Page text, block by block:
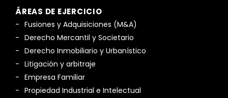
ÁREAS DE EJERCICIO
Fusiones y Adquisiciones (M&A)
Derecho Mercantil y Societario
Derecho Inmobiliario y Urbanístico
Litigación y arbitraje
Empresa Familiar
Propiedad Industrial e Intelectual